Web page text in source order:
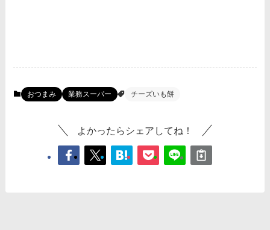
おつまみ 業務スーパー チーズいも餅
よかったらシェアしてね！